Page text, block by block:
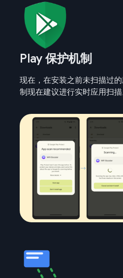
Play 保护机制
现在，在安装之前未扫描过
制现在建议进行实时应用扫描